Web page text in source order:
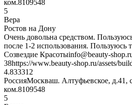
ком.8109548
5
Вера
Ростов на Дону
Очень довольна средством.
после 1-2 использования. Пользуюсь
Созвездие Красотыinfo@beauty-
38https://www.beauty-shop.ru/assets/
4.833312
РоссияМоскваш. Алтуфьевское, д.41,
ком.8109548
5